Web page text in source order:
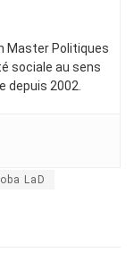
Master Politiques
sociale au sens
depuis 2002.
LaD